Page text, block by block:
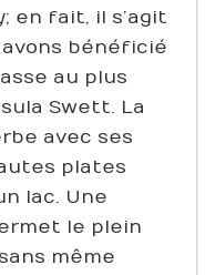
; en fait, il s’agit
bénéficié
au plus
Swett. La
avec ses
plates
lac. Une
le plein
même